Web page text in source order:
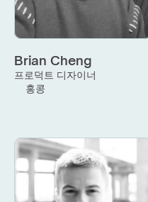
Brian Cheng
프로덕트 디자이너
홍콩